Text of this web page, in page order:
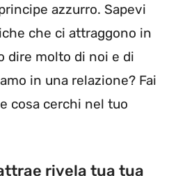
azzurro. Sapevi
che ci attraggono in
dire molto di noi e di
in una relazione? Fai
cosa cerchi nel tuo
rivela tua tua